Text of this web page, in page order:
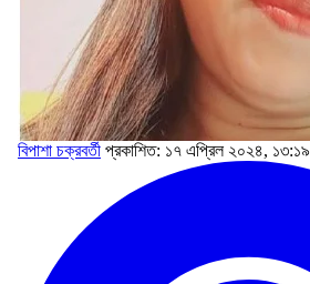
বিপাশা চক্রবর্তী প্রকাশিত: ১৭ এপ্রিল ২০২৪, ১৩:১৯